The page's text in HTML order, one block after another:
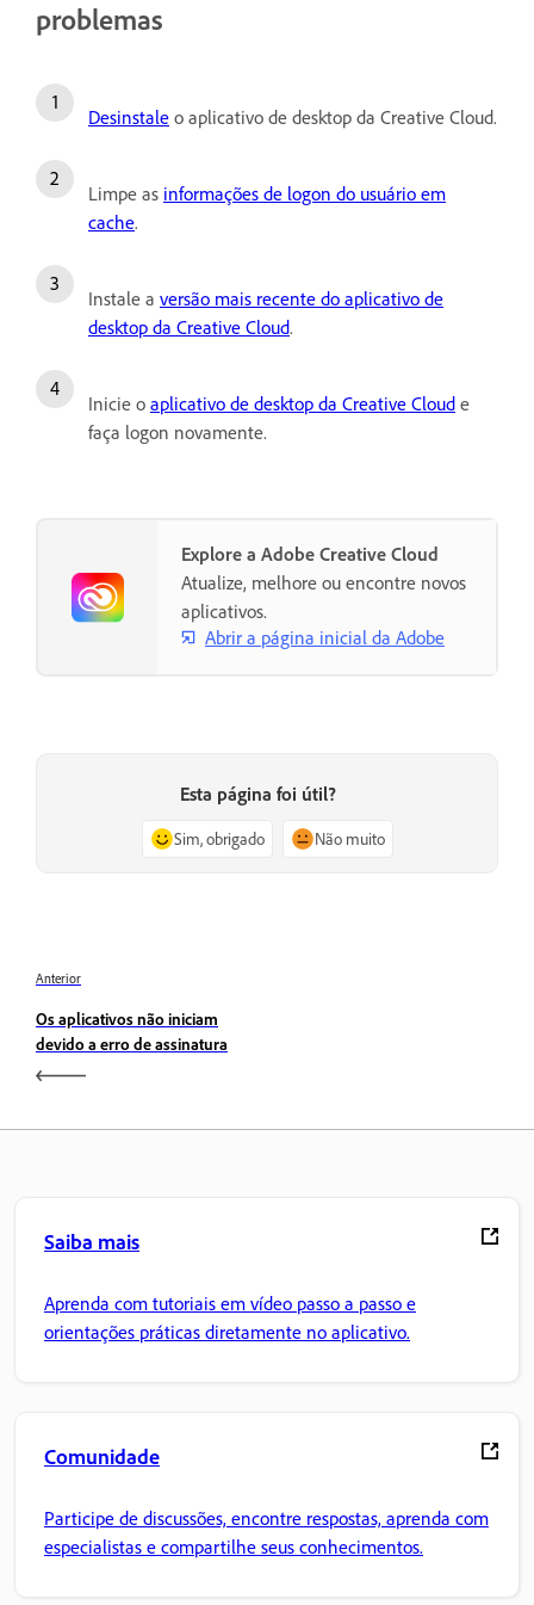
problemas
Desinstale o aplicativo de desktop da Creative Cloud.
Limpe as informações de logon do usuário em
cache.
Instale a versão mais recente do aplicativo de
desktop da Creative Cloud.
Inicie o aplicativo de desktop da Creative Cloud e
faça logon novamente.
Explore a Adobe Creative Cloud
Atualize, melhore ou encontre novos
aplicativos.
Abrir a página inicial da Adobe
Esta página foi útil?
Sim, obrigado Não muito
Anterior
Os aplicativos não iniciam
devido a erro de assinatura
Saiba mais
Aprenda com tutoriais em vídeo passo a passo e
orientações práticas diretamente no aplicativo.
Comunidade
Participe de discussões, encontre respostas, aprenda com
especialistas e compartilhe seus conhecimentos.